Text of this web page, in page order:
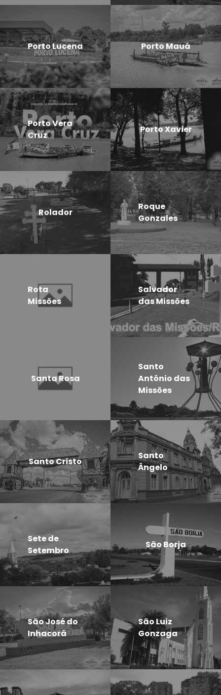
Porto Lucena Porto Mauá
Porto Vera
Cruz
Porto Xavier
Rolador
Roque
Gonzales
Rota
Missões
Salvador
das Missões
Santa Rosa
Santo
Antônio das
Missões
Santo Cristo
Santo
Ângelo
Sete de
Setembro
São Borja
São José do
Inhacorá
São Luiz
Gonzaga